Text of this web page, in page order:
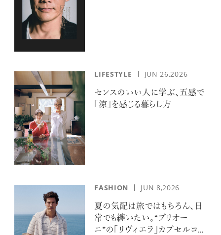
LIFESTYLE JUN 26,2026
センスのいい人に学ぶ、五感で
「涼」を感じる暮らし方
FASHION JUN 8,2026
夏の気配は旅ではもちろん、日
常でも纏いたい。“ブリオー
ニ”の「リヴィエラ」カプセルコレ